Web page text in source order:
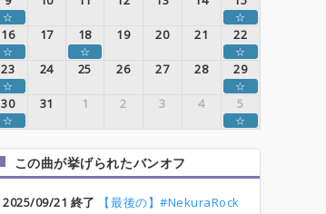
☆ ☆
16 17 18 19 20 21 22
☆ ☆ ☆
23 24 25 26 27 28 29
☆ ☆
30 31 1 2 3 4 5
☆ ☆
この曲が挙げられたバンオフ
2025/09/21 終了
【最後の】#NekuraRock